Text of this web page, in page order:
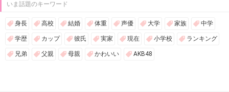
いま話題のキーワード
身長 高校 結婚 体重 声優 大学 家族 中学
学歴 カップ 彼氏 実家 現在 小学校 ランキング
兄弟 父親 母親 かわいい AKB48